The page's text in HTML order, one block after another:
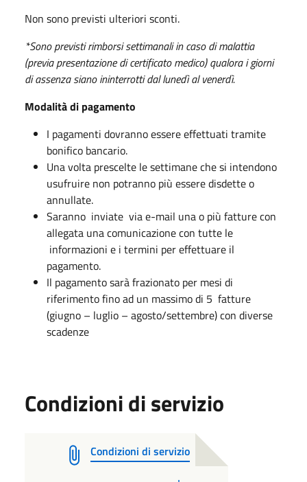
Non sono previsti ulteriori sconti.
*Sono previsti rimborsi settimanali in caso di malattia
(previa presentazione di certificato medico) qualora i giorni
di assenza siano ininterrotti dal lunedì al venerdì.
Modalità di pagamento
I pagamenti dovranno essere effettuati tramite
bonifico bancario.
Una volta prescelte le settimane che si intendono
usufruire non potranno più essere disdette o
annullate.
Saranno inviate via e-mail una o più fatture con
allegata una comunicazione con tutte le
informazioni e i termini per effettuare il
pagamento.
Il pagamento sarà frazionato per mesi di
riferimento fino ad un massimo di 5 fatture
(giugno – luglio – agosto/settembre) con diverse
scadenze
Condizioni di servizio
Condizioni di servizio